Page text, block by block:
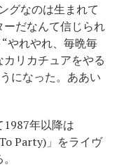
グなのは生まれて
だなんて信じられ
やれやれ、毎晩毎
リカチュアをやる
になった。ああい
年以降は
Party)」をライヴ